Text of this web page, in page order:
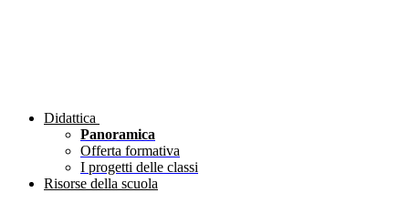
Didattica
Panoramica
Offerta formativa
I progetti delle classi
Risorse della scuola